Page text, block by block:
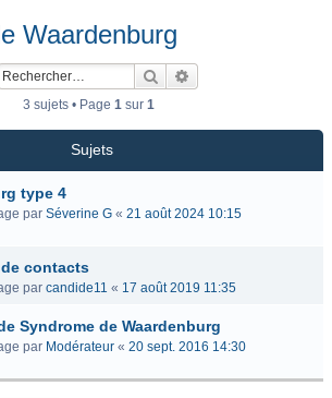
Waardenburg
Rechercher
3 sujets • Page 1sur 1
Sujets
type 4
par Séverine G « 21 août 2024 10:15
contacts
par candide11 « 17 août 2019 11:35
Syndrome de Waardenburg
par Modérateur « 20 sept. 2016 14:30